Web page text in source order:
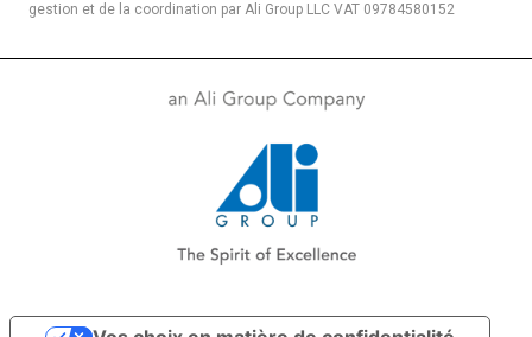
gestion et de la coordination par Ali Group LLC VAT 09784580152